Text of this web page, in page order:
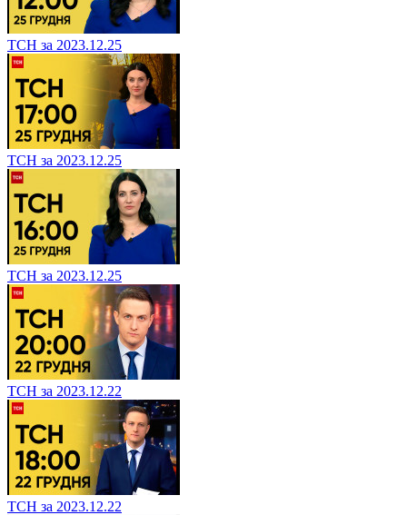
ТСН за 2023.12.25
ТСН за 2023.12.25
ТСН за 2023.12.25
ТСН за 2023.12.22
ТСН за 2023.12.22